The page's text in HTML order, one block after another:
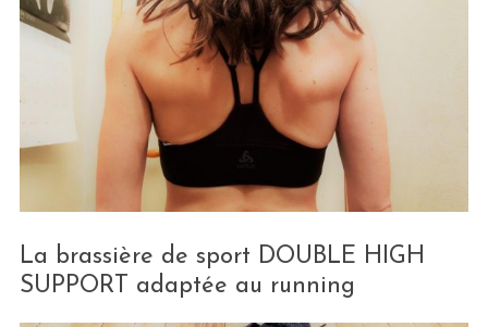
La brassière de sport DOUBLE HIGH
SUPPORT adaptée au running